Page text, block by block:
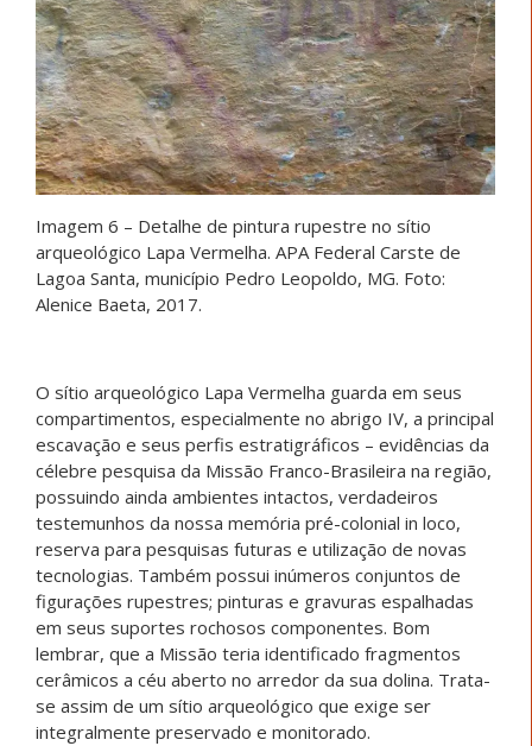
Imagem 6 – Detalhe de pintura rupestre no sítio
arqueológico Lapa Vermelha. APA Federal Carste de
Lagoa Santa, município Pedro Leopoldo, MG. Foto:
Alenice Baeta, 2017.
O sítio arqueológico Lapa Vermelha guarda em seus
compartimentos, especialmente no abrigo IV, a principal
escavação e seus perfis estratigráficos – evidências da
célebre pesquisa da Missão Franco-Brasileira na região,
possuindo ainda ambientes intactos, verdadeiros
testemunhos da nossa memória pré-colonial in loco,
reserva para pesquisas futuras e utilização de novas
tecnologias. Também possui inúmeros conjuntos de
figurações rupestres; pinturas e gravuras espalhadas
em seus suportes rochosos componentes. Bom
lembrar, que a Missão teria identificado fragmentos
cerâmicos a céu aberto no arredor da sua dolina. Trata-
se assim de um sítio arqueológico que exige ser
integralmente preservado e monitorado.